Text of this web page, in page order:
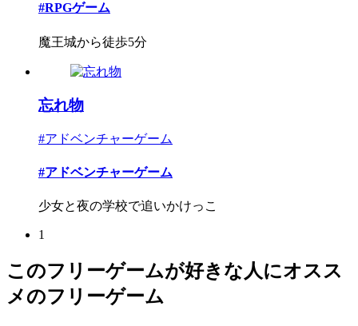
#RPGゲーム
魔王城から徒歩5分
忘れ物
#アドベンチャーゲーム
#アドベンチャーゲーム
少女と夜の学校で追いかけっこ
1
このフリーゲームが好きな人にオスス
メのフリーゲーム